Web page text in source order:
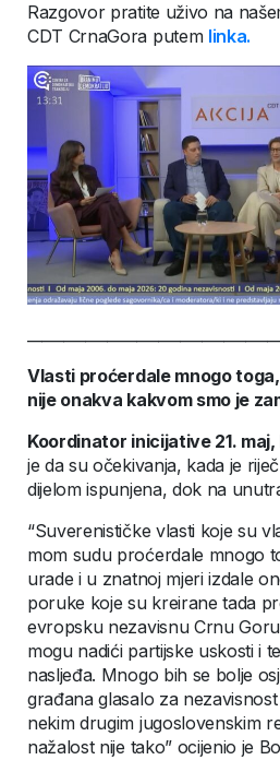
Razgovor pratite uživo na
CDT CrnaGora putem linka.
Vlasti proćerdale mnogo
nije onakva kakvom smo je
Koordinator inicijative 21. maj,
je da su očekivanja, kada je
dijelom ispunjena, dok na
“Suverenističke vlasti koje su
mom sudu proćerdale mnogo
urade i u znatnoj mjeri izdale
poruke koje su kreirane tada
evropsku nezavisnu Crnu
mogu nadići partijske uskosti i
nasljeđa. Mnogo bih se bolje
građana glasalo za
nekim drugim jugoslovenskim
nažalost nije tako” ocijenio je